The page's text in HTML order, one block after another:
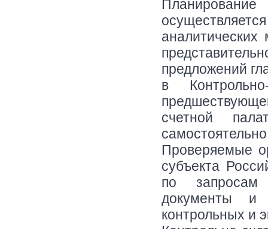
предложений
в
счетной
Проверяемые
субъекта
по запросам
документы и
контрольных и